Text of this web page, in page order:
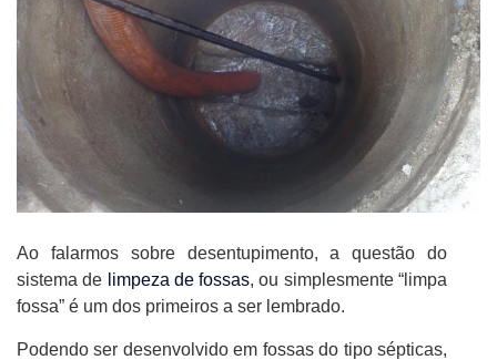
Ao falarmos sobre desentupimento, a questão do
sistema de limpeza de fossas, ou simplesmente “limpa
fossa” é um dos primeiros a ser lembrado.
Podendo ser desenvolvido em fossas do tipo sépticas,